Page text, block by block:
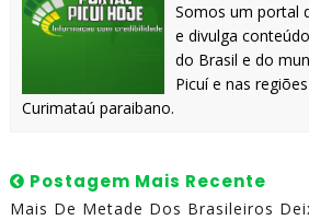
Somos um portal
e divulga
do Brasil e do
Picuí e nas
Curimataú paraibano.
Postagem Mais Recente
Mais De Metade Dos Brasileiros